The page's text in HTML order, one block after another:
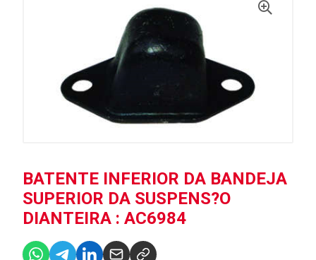
BATENTE INFERIOR DA BANDEJA
SUPERIOR DA SUSPENS?O
DIANTEIRA : AC6984